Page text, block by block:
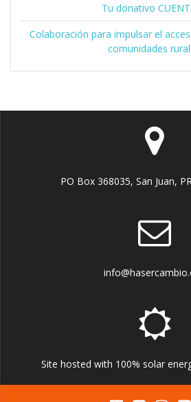
Tu donativo
Colaboración para impulsar el
comunidades
PO Box 368035, San Juan,
Site hosted with 100% solar